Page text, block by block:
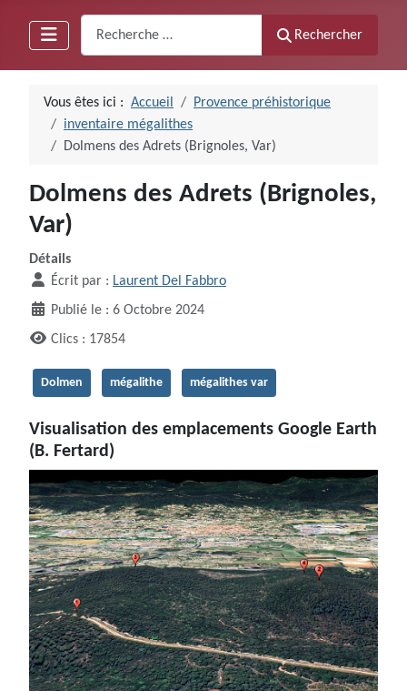
Rechercher
Vous êtes ici : Accueil
Provence préhistorique
inventaire mégalithes
Dolmens des Adrets (Brignoles, Var)
Dolmens des Adrets (Brignoles,
Var)
Détails
Écrit par : Laurent Del Fabbro
Publié le : 6 Octobre 2024
Clics : 17854
Dolmen mégalithe mégalithes var
Visualisation des emplacements Google Earth
(B. Fertard)